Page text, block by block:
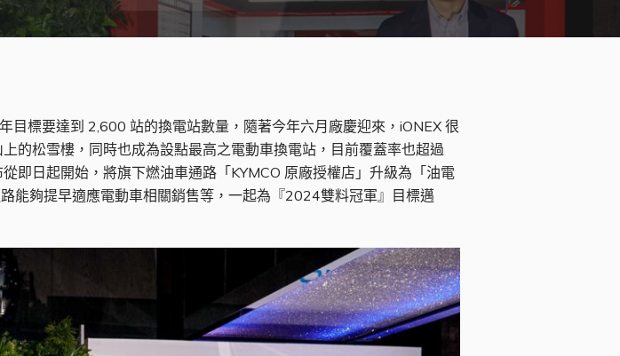
目標要達到 2,600 站的換電站數量，隨著今年六月廠慶迎來，iONEX 很
的松雪樓，同時也成為設點最高之電動車換電站，目前覆蓋率也超過
即日起開始，將旗下燃油車通路「KYMCO 原廠授權店」升級為「油電
能夠提早適應電動車相關銷售等，一起為『2024雙料冠軍』目標邁